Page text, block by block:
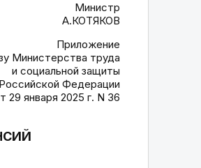
Министр
А.КОТЯКОВ
Приложение
Министерства труда
и социальной защиты
Российской Федерации
29 января 2025 г. N 36